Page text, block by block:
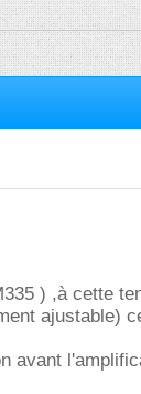
) ,à cette
ajustable)
avant